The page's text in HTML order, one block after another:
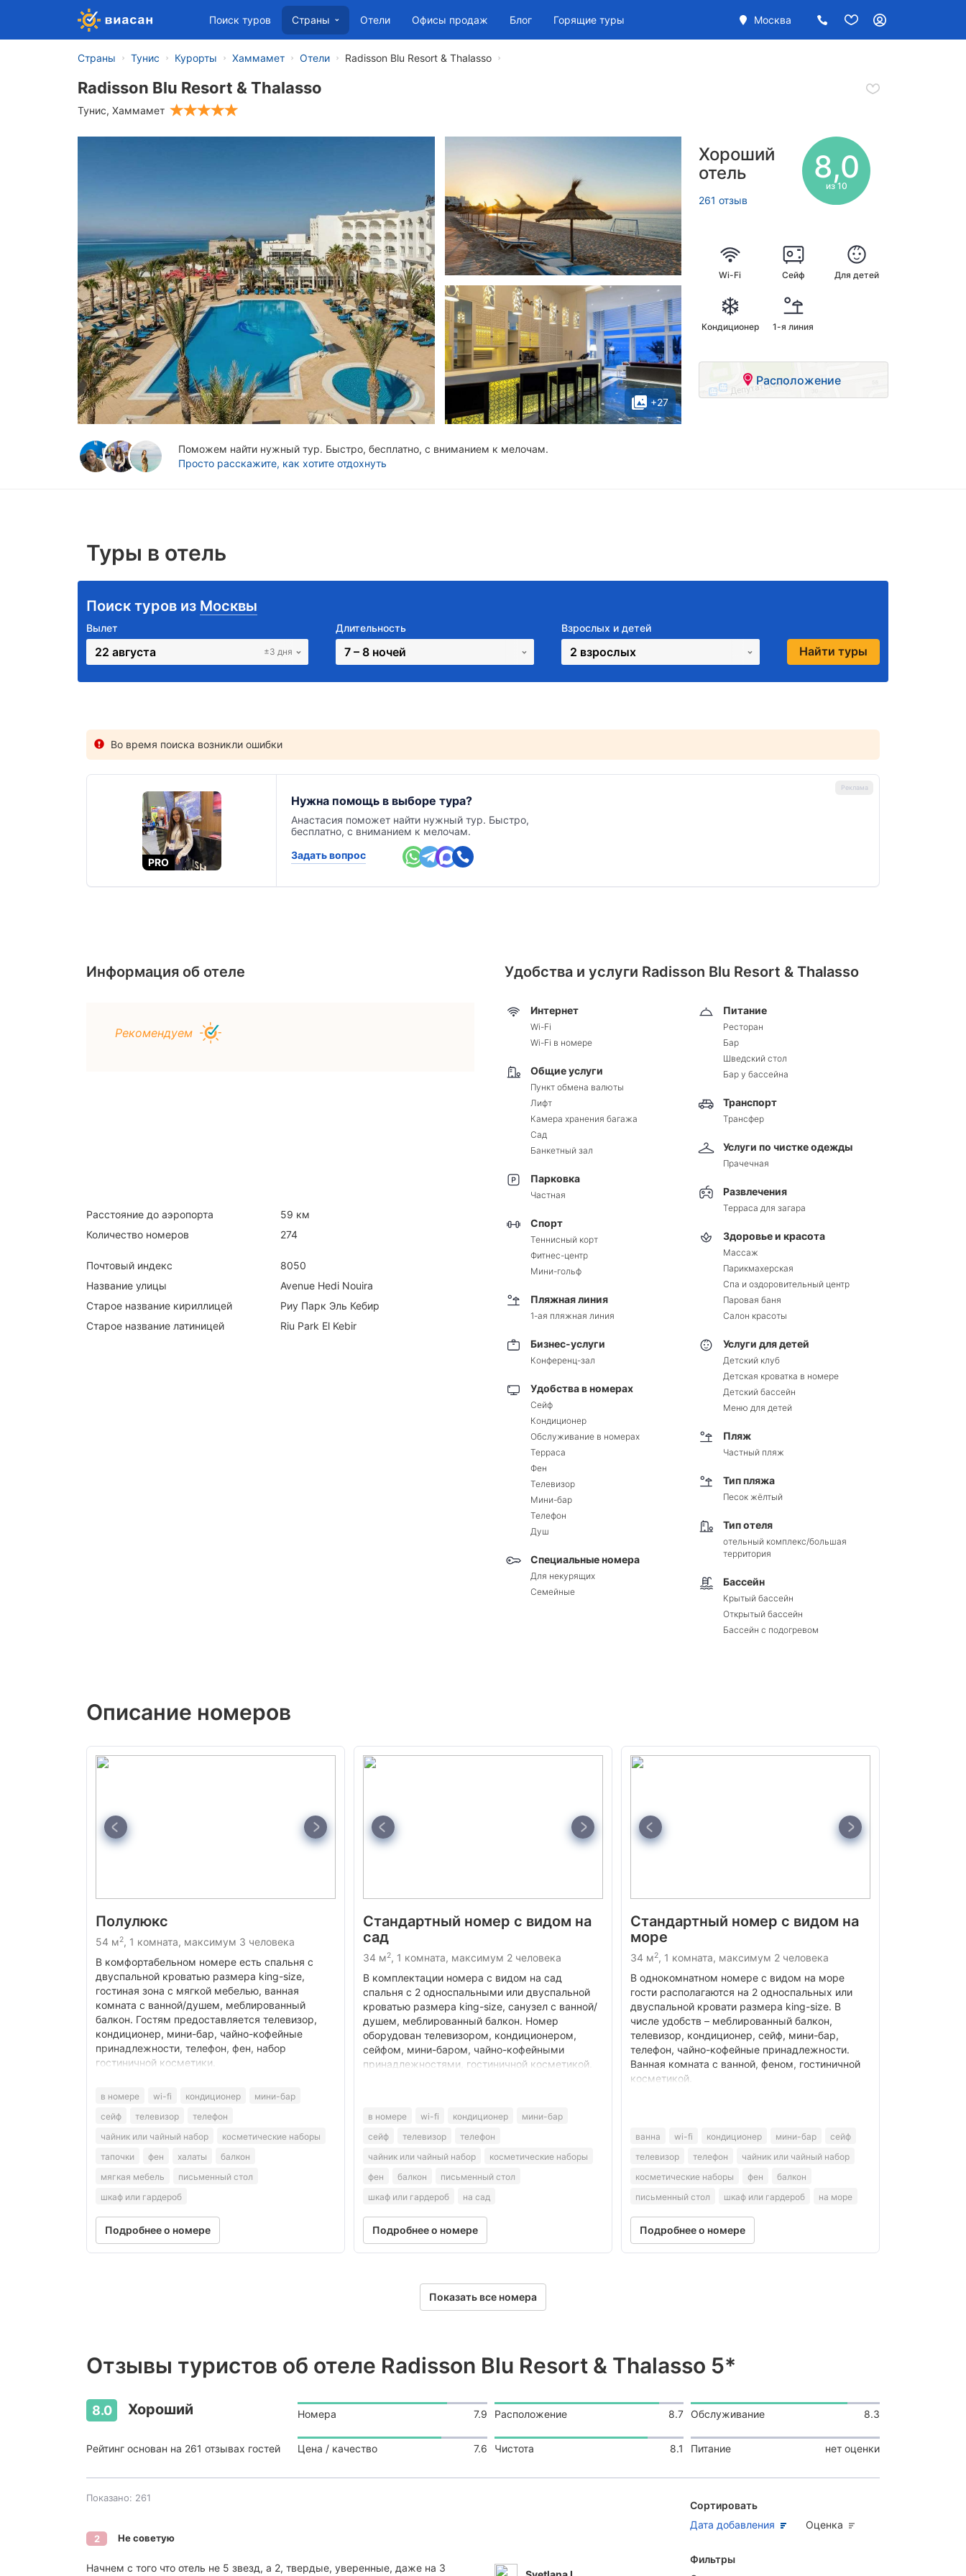
Москва
Поиск туров Страны Отели Офисы продаж Блог Горящие туры
Страны Тунис Курорты Хаммамет Отели Radisson Blu Resort & Thalasso
Radisson Blu Resort & Thalasso
Тунис, Хаммамет
+27
Хороший
отель
261 отзыв
8,0
из 10
Wi-Fi Сейф Для детей
Кондиционер 1-я линия
Расположение
Поможем найти нужный тур. Быстро, бесплатно, с вниманием к мелочам.
Просто расскажите, как хотите отдохнуть
Туры в отель
Поиск туров из Москвы
Вылет
22 августа ±3 дня
Длительность
7 – 8 ночей
Взрослых и детей
2 взрослых Найти туры
Во время поиска возникли ошибки
PRO
Нужна помощь в выборе тура?
Анастасия поможет найти нужный тур. Быстро,
бесплатно, с вниманием к мелочам.
Задать вопрос
Информация об отеле
Рекомендуем
Расстояние до аэропорта
59 км
Количество номеров
274
Почтовый индекс
8050
Название улицы
Avenue Hedi Nouira
Старое название кириллицей
Риу Парк Эль Кебир
Старое название латиницей
Riu Park El Kebir
Удобства и услуги Radisson Blu Resort & Thalasso
Интернет
Wi-Fi
Wi-Fi в номере
Общие услуги
Пункт обмена валюты
Лифт
Камера хранения багажа
Сад
Банкетный зал
Парковка
Частная
Спорт
Теннисный корт
Фитнес-центр
Мини-гольф
Пляжная линия
1-ая пляжная линия
Бизнес-услуги
Конференц-зал
Удобства в номерах
Сейф
Кондиционер
Обслуживание в номерах
Терраса
Фен
Телевизор
Мини-бар
Телефон
Душ
Специальные номера
Для некурящих
Семейные
Питание
Ресторан
Бар
Шведский стол
Бар у бассейна
Транспорт
Трансфер
Услуги по чистке одежды
Прачечная
Развлечения
Терраса для загара
Здоровье и красота
Массаж
Парикмахерская
Спа и оздоровительный центр
Паровая баня
Салон красоты
Услуги для детей
Детский клуб
Детская кроватка в номере
Детский бассейн
Меню для детей
Пляж
Частный пляж
Тип пляжа
Песок жёлтый
Тип отеля
отельный комплекс/большая
территория
Бассейн
Крытый бассейн
Открытый бассейн
Бассейн с подогревом
Описание номеров
Полулюкс
54 м2, 1 комната, максимум 3 человека
В комфортабельном номере есть спальня с
двуспальной кроватью размера king-size,
гостиная зона с мягкой мебелью, ванная
комната с ванной/душем, меблированный
балкон. Гостям предоставляется телевизор,
кондиционер, мини-бар, чайно-кофейные
принадлежности, телефон, фен, набор
гостиничной косметики.
в номере wi-fi кондиционер
мини-бар
сейф
телевизор
телефон
чайник или чайный набор
косметические наборы
тапочки
фен халаты
балкон
мягкая мебель
письменный стол
шкаф или гардероб
Подробнее о номере
Стандартный номер с видом на
сад
34 м2, 1 комната, максимум 2 человека
В комплектации номера с видом на сад
спальня с 2 односпальными или двуспальной
кроватью размера king-size, санузел с ванной/
душем, меблированный балкон. Номер
оборудован телевизором, кондиционером,
сейфом, мини-баром, чайно-кофейными
принадлежностями, гостиничной косметикой.
в номере wi-fi кондиционер
мини-бар
сейф
телевизор
телефон
чайник или чайный набор
косметические наборы
фен
балкон
письменный стол
шкаф или гардероб
на сад
Подробнее о номере
Стандартный номер с видом на
море
34 м2, 1 комната, максимум 2 человека
В однокомнатном номере с видом на море
гости располагаются на 2 односпальных или
двуспальной кровати размера king-size. В
числе удобств – меблированный балкон,
телевизор, кондиционер, сейф, мини-бар,
телефон, чайно-кофейные принадлежности.
Ванная комната с ванной, феном, гостиничной
косметикой.
ванна wi-fi кондиционер мини-бар
сейф
телевизор
телефон
чайник или чайный набор
косметические наборы
фен
балкон
письменный стол
шкаф или гардероб на море
Подробнее о номере
Показать все номера
Отзывы туристов об отеле Radisson Blu Resort & Thalasso 5*
8.0 Хороший
Рейтинг основан на 261 отзывах гостей
Номера 7.9 Расположение 8.7 Обслуживание 8.3
Цена / качество 7.6 Чистота 8.1 Питание нет оценки
Показано: 261
2 Не советую
Начнем с того что отель не 5 звезд, а 2, твердые, уверенные, даже на 3
Сортировать
Дата добавления
Оценка
Фильтры